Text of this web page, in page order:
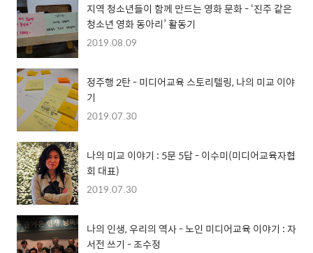
지역 청소년들이 함께 만드는 영화 문화 - ‘진주 같은
청소년 영화 동아리’ 활동기
2019.08.09
정주행 2탄 - 미디어교육 스토리텔링, 나의 미교 이야
기
2019.07.30
나의 미교 이야기 : 5문 5답 - 이수미(미디어교육자협
회 대표)
2019.07.30
나의 인생, 우리의 역사 - 노인 미디어교육 이야기 : 자
서전 쓰기 - 조수정